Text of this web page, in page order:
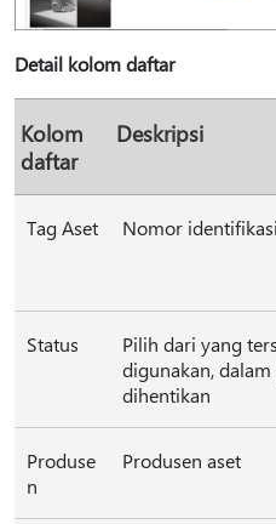
Detail kolom daftar
Kolom
daftar
Deskripsi
Tag Aset Nomor
Status
Pilih dari yang
digunakan,
dihentikan
Produse
n
Produsen aset